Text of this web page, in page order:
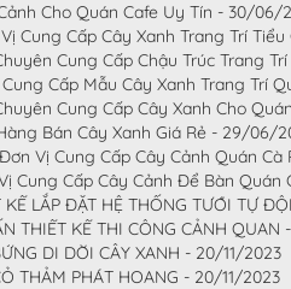
Cho Quán Cafe Uy Tín - 30/06/
Cung Cấp Cây Xanh Trang Trí
Cung Cấp Chậu Trúc Trang
Cấp Mẫu Cây Xanh Trang Trí
Cung Cấp Cây Xanh Cho
Bán Cây Xanh Giá Rẻ - 29/06/
Vị Cung Cấp Cây Cảnh Quán
Cung Cấp Cây Cảnh Để Bàn
KẾ LẮP ĐẶT HỆ THỐNG TƯỚI TỰ
THIẾT KẾ THI CÔNG CẢNH QUAN
DI DỜI CÂY XANH - 20/11/2023
THẢM PHÁT HOANG - 20/11/2023